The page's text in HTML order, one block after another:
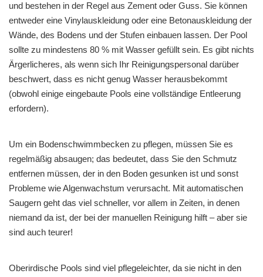
und bestehen in der Regel aus Zement oder Guss. Sie können
entweder eine Vinylauskleidung oder eine Betonauskleidung der
Wände, des Bodens und der Stufen einbauen lassen. Der Pool
sollte zu mindestens 80 % mit Wasser gefüllt sein. Es gibt nichts
Ärgerlicheres, als wenn sich Ihr Reinigungspersonal darüber
beschwert, dass es nicht genug Wasser herausbekommt
(obwohl einige eingebaute Pools eine vollständige Entleerung
erfordern).
Um ein Bodenschwimmbecken zu pflegen, müssen Sie es
regelmäßig absaugen; das bedeutet, dass Sie den Schmutz
entfernen müssen, der in den Boden gesunken ist und sonst
Probleme wie Algenwachstum verursacht. Mit automatischen
Saugern geht das viel schneller, vor allem in Zeiten, in denen
niemand da ist, der bei der manuellen Reinigung hilft – aber sie
sind auch teurer!
Oberirdische Pools sind viel pflegeleichter, da sie nicht in den